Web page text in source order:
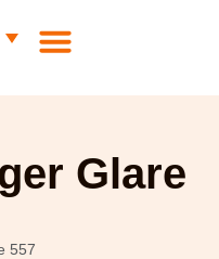
Glare
557